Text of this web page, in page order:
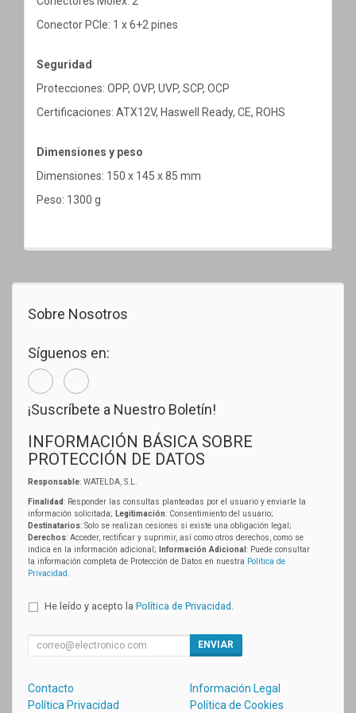
Conector PCIe: 1 x 6+2 pines
Seguridad
Protecciones: OPP, OVP, UVP, SCP, OCP
Certificaciones: ATX12V, Haswell Ready, CE, ROHS
Dimensiones y peso
Dimensiones: 150 x 145 x 85 mm
Peso: 1300 g
Sobre Nosotros
Síguenos en:
¡Suscríbete a Nuestro Boletín!
INFORMACIÓN BÁSICA SOBRE
PROTECCIÓN DE DATOS
Responsable: WATELDA, S.L.
Finalidad: Responder las consultas planteadas por el usuario y enviarle la
información solicitada; Legitimación: Consentimiento del usuario;
Destinatarios: Solo se realizan cesiones si existe una obligación legal;
Derechos: Acceder, rectificar y suprimir, así como otros derechos, como se
indica en la información adicional;
Información Adicional : Puede consultar
la información completa de Protección de Datos en nuestra Política de
Privacidad
He leído y acepto la Política de Privacidad
ENVIAR
Contacto
Información Legal
Política Privacidad
Política de Cookies